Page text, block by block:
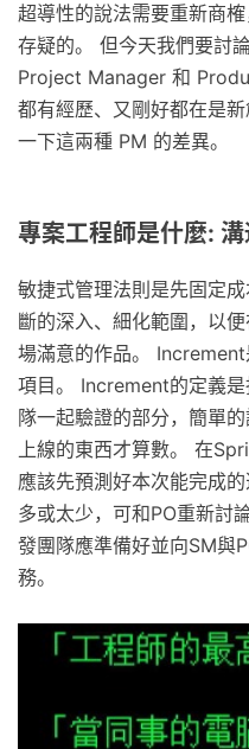
超導性的說法需要重新商
存疑的。 但今天我們要討
Project Manager 和
都有經歷、又剛好都在是
一下這兩種 PM 的差異。
專案工程師是什麼:
敏捷式管理法則是先固定
斷的深入、細化範圍，以
場滿意的作品。
項目。 Increment的定義
隊一起驗證的部分，簡單
上線的東西才算數。 在
應該先預測好本次能完成
多或太少，可和PO重新討
發團隊應準備好並向SM與
務。